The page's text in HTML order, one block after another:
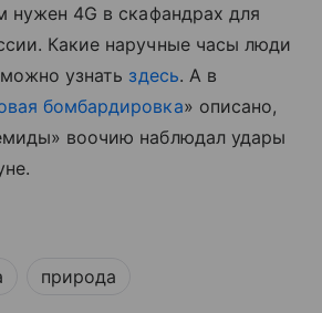
нужен 4G в скафандрах для
Какие наручные часы люди
узнать здесь. А в
бомбардировка» описано,
воочию наблюдал удары
природа